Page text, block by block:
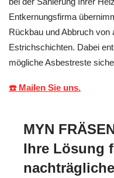
Entkernungsfirma
Rückbau und Abbruch von
Estrichschichten. Dabei
mögliche Asbestreste
☎️ Mailen Sie uns.
MYN
Ihre Lösung